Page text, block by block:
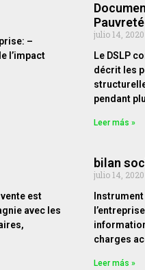
–
l’impact
Pauvreté
julio 14, 2020
Le DSLP
décrit les
pendant
Leer más »
est
avec les
bilan
julio 14, 2020
charges
Leer más »